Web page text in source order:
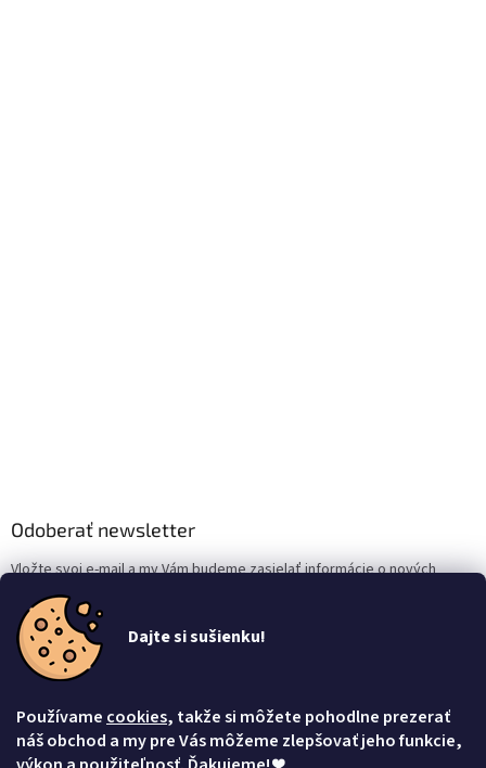
Dajte si sušienku!
Používame cookies, takže si môžete pohodlne prezerať
náš obchod a my pre Vás môžeme zlepšovať jeho funkcie,
Odoberať newsletter
Vložte svoj e-mail a my Vám budeme zasielať informácie o nových
produktoch na našom e-shope.
Email
Vložením e-mailu súhlasíte s
Prihlásiť sa